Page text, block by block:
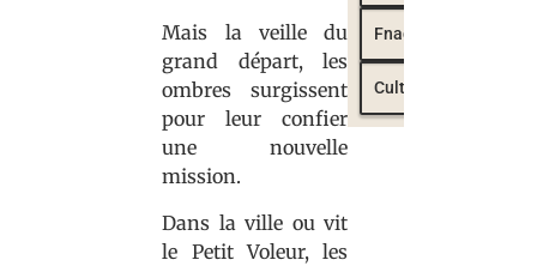
Mais la veille du
grand départ, les
ombres surgissent
pour leur confier
une nouvelle
mission.
Dans la ville ou vit
le Petit Voleur, les
Fnac
Cultura